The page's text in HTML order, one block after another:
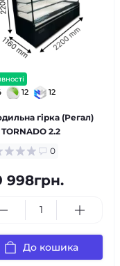
12 12
гірка (Регал)
2.2
0
998грн.
До кошика